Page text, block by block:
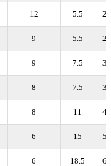
12 5.5
9 5.5
9 7.5
8 7.5
8 11
6 15
6 18.5